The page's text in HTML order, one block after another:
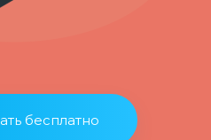
бесплатно